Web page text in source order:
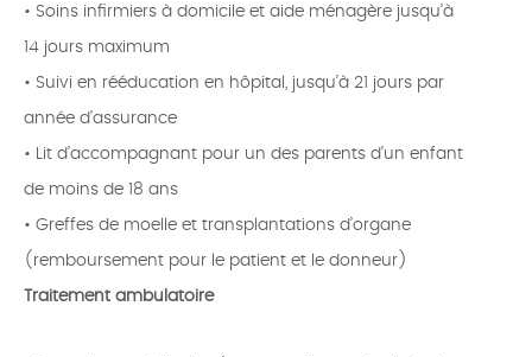
• Soins infirmiers à domicile et aide ménagère jusqu’à
14 jours maximum
• Suivi en rééducation en hôpital, jusqu’à 21 jours par
année d’assurance
• Lit d’accompagnant pour un des parents d’un enfant
de moins de 18 ans
• Greffes de moelle et transplantations d’organe
(remboursement pour le patient et le donneur)
Traitement ambulatoire